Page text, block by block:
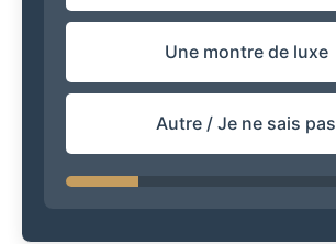
Une montre de luxe
Autre / Je ne sais pas